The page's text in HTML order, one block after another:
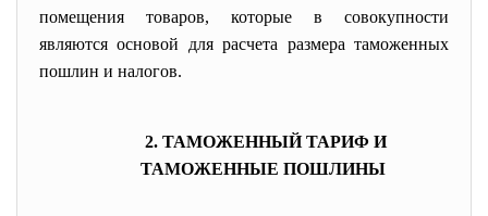
помещения товаров, которые в совокупности
являются основой для расчета размера таможенных
пошлин и налогов.
2. ТАМОЖЕННЫЙ ТАРИФ И
ТАМОЖЕННЫЕ ПОШЛИНЫ